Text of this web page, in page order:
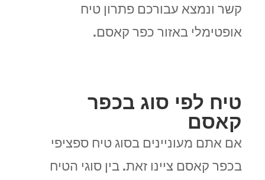
קשר ונמצא עבורכם פתרון טיח
אופטימלי באזור כפר קאסם.
טיח לפי סוג בכפר
קאסם
אם אתם מעוניינים בסוג טיח ספציפי
בכפר קאסם ציינו זאת. בין סוגי הטיח